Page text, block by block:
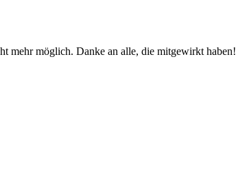
mehr möglich. Danke an alle, die mitgewirkt haben!